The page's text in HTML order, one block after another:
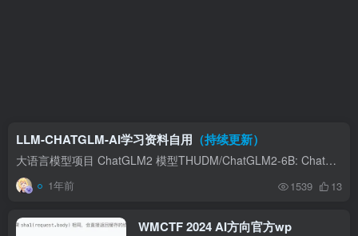
LLM-CHATGLM-AI学习资料自用 （持续更新）
大语言模型项目 ChatGLM2 模型THUDM/ChatGLM2-6B: ChatGLM2-6B: An Open Bilingual Chat LLM | 开源双语对话语言模型 (github.com) Langchain+ChatGLM imClumsyPanda/langchain-ChatGLM: langch...
1年前 1539 13
WMCTF 2024 AI方向官方wp